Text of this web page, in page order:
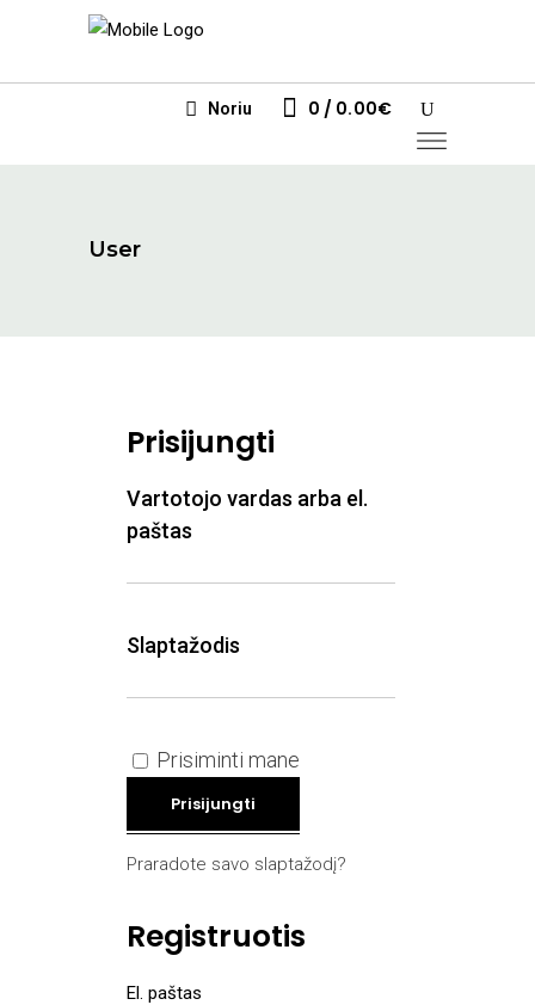
Noriu 0 0.00€
User
Prisijungti
Vartotojo vardas arba el.
paštas
Slaptažodis
Prisiminti mane
Prisijungti
Praradote savo slaptažodį?
Registruotis
El. paštas